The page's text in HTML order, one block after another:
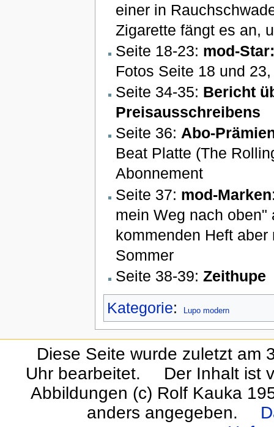
einer in
Zigarette fängt es an,
Seite 18-23: mod-
Fotos Seite 18 und
Seite 34-35: Bericht
Preisausschreibens
Seite 36: Abo-
Beat Platte (The
Abonnement
Seite 37: mod-Marken
mein Weg nach oben"
kommenden Heft
Sommer
Seite 38-39: Zeithupe
Kategorie: Lupo modern
Diese Seite wurde zuletzt am
Uhr bearbeitet.
Der Inhalt ist
Abbildungen (c) Rolf Kauka
anders angegeben.